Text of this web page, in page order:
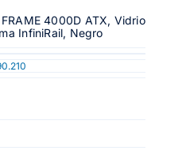
4000D ATX, Vidrio
InfiniRail, Negro